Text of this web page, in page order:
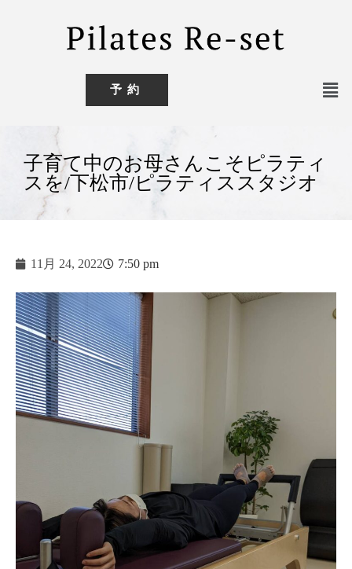
予約
子育て中のお母さんこそピラティ
スを/下松市/ピラティススタジオ
11月 24, 2022 7:50 pm